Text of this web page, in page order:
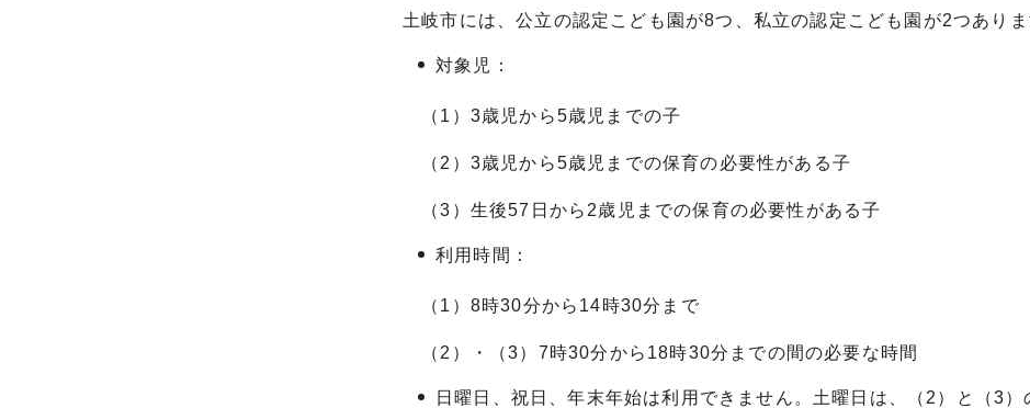
土岐市には、公立の認定こども園が8つ、私立の認定こども園が2つありま
対象児：
（1）3歳児から5歳児までの子
（2）3歳児から5歳児までの保育の必要性がある子
（3）生後57日から2歳児までの保育の必要性がある子
利用時間：
（1）8時30分から14時30分まで
（2）・（3）7時30分から18時30分までの間の必要な時間
日曜日、祝日、年末年始は利用できません。土曜日は、（2）と（3